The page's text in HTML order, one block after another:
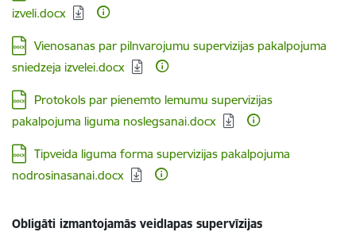
izveli.docx
Lejupielādēt:
Vienosanas par pilnvarojumu supervizijas pakalpojuma
sniedzeja izvelei.docx
Lejupielādēt:
Protokols par pienemto lemumu supervizijas
pakalpojuma liguma noslegsanai.docx
Lejupielādēt:
Tipveida liguma forma supervizijas pakalpojuma
nodrosinasanai.docx
Obligāti izmantojamās veidlapas supervīzijas